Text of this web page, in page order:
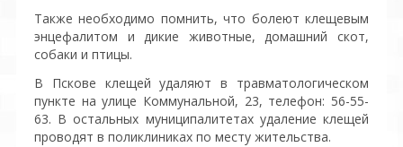
Также необходимо помнить, что болеют клещевым
энцефалитом и дикие животные, домашний скот,
собаки и птицы.
В Пскове клещей удаляют в травматологическом
пункте на улице Коммунальной, 23, телефон: 56-55-
63. В остальных муниципалитетах удаление клещей
проводят в поликлиниках по месту жительства.